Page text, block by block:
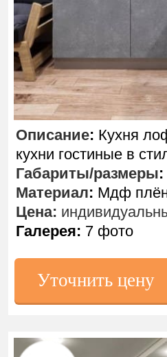
Описание: Кухня
кухни гостиные в
Габариты/размеры:
Материал: Мдф
Цена:
Галерея: 7 фото
Уточнить цену